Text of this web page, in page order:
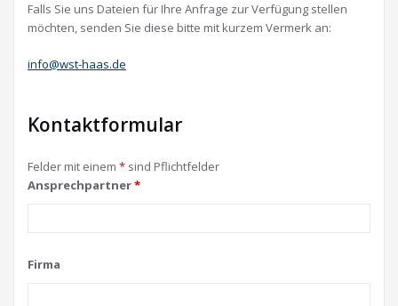
Falls Sie uns Dateien für Ihre Anfrage zur Verfügung stellen
möchten, senden Sie diese bitte mit kurzem Vermerk an:
info@wst-haas.de
Kontaktformular
Felder mit einem * sind Pflichtfelder
Ansprechpartner*
Firma